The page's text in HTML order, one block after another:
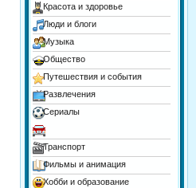
Красота и здоровье
Люди и блоги
Музыка
Общество
Путешествия и события
Развлечения
Сериалы
Спорт
Транспорт
Фильмы и анимация
Хобби и образование